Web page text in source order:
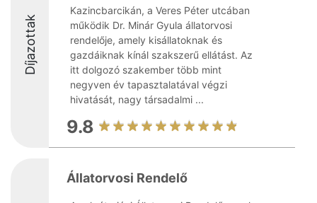
Díjazottak
Kazincbarcikán, a Veres Péter utcában
működik Dr. Minár Gyula állatorvosi
rendelője, amely kisállatoknak és
gazdáiknak kínál szakszerű ellátást. Az
itt dolgozó szakember több mint
negyven év tapasztalatával végzi
hivatását, nagy társadalmi ...
9.8
Állatorvosi Rendelő